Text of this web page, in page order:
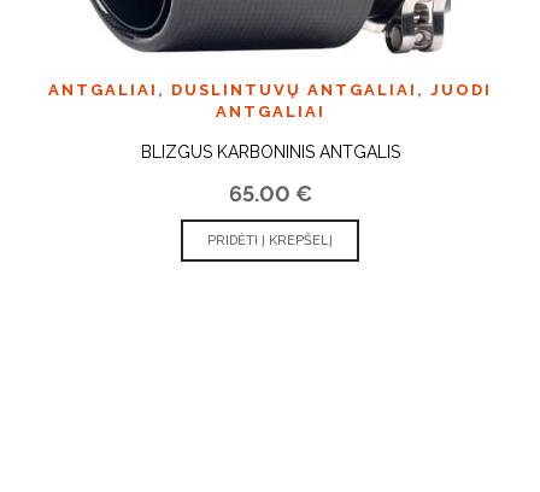
ANTGALIAI , DUSLINTUVŲ ANTGALIAI , JUODI
ANTGALIAI
BLIZGUS KARBONINIS ANTGALIS
65.00 €
PRIDĖTI Į KREPŠELĮ